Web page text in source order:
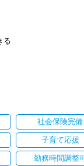
る
社会保険完備
子育て応援
勤務時間調整